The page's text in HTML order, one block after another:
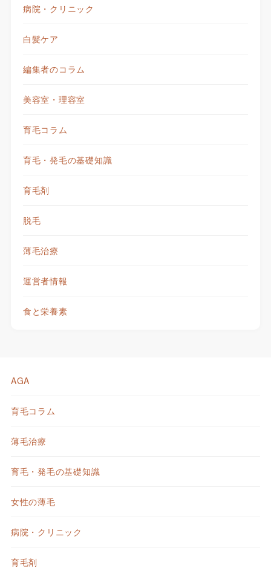
病院・クリニック
白髪ケア
編集者のコラム
美容室・理容室
育毛コラム
育毛・発毛の基礎知識
育毛剤
脱毛
薄毛治療
運営者情報
食と栄養素
AGA
育毛コラム
薄毛治療
育毛・発毛の基礎知識
女性の薄毛
病院・クリニック
育毛剤